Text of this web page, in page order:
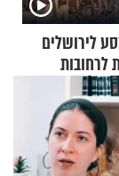
לירושלים